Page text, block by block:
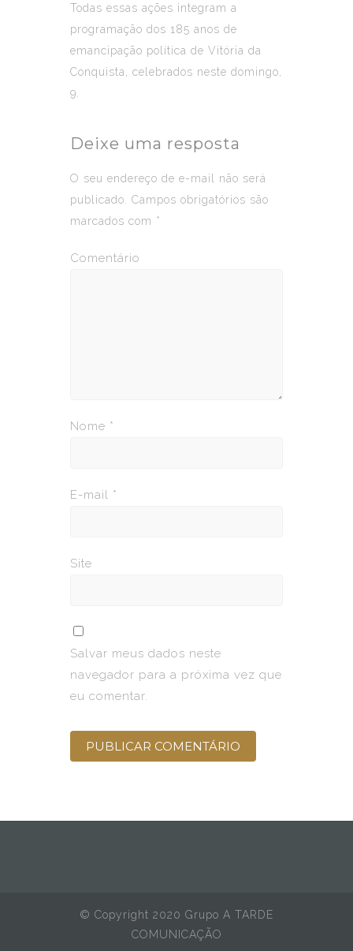
Todas essas ações integram a
programação dos 185 anos de
emancipação política de Vitória da
Conquista, celebrados neste domingo,
9.
Deixe uma resposta
O seu endereço de e-mail não será
publicado.
Campos obrigatórios são
marcados com *
Comentário
Nome *
E-mail *
Site
Salvar meus dados neste
navegador para a próxima vez que
eu comentar.
© Copyright 2020 Grupo A TARDE
COMUNICAÇÃO